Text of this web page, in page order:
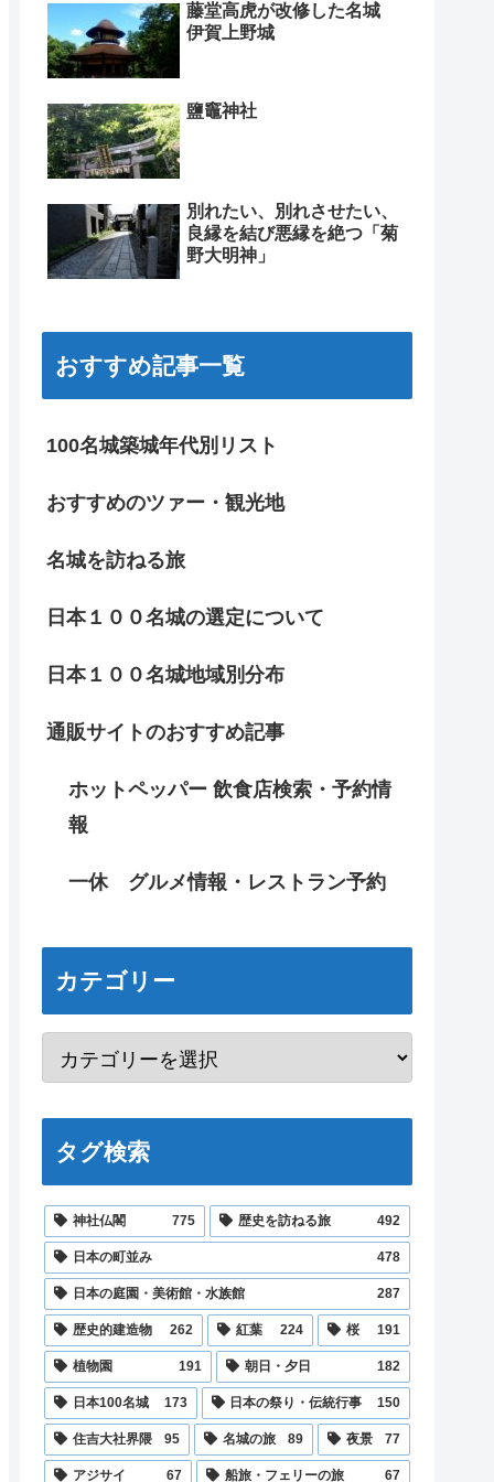
藤堂高虎が改修した名城
伊賀上野城
鹽竈神社
別れたい、別れさせたい、
良縁を結び悪縁を絶つ「菊
野大明神」
おすすめ記事一覧
100名城築城年代別リスト
おすすめのツァー・観光地
名城を訪ねる旅
日本１００名城の選定について
日本１００名城地域別分布
通販サイトのおすすめ記事
ホットペッパー 飲食店検索・予約情
報
一休 グルメ情報・レストラン予約
カテゴリー
タグ検索
神社仏閣 775 歴史を訪ねる旅 492
日本の町並み 478
日本の庭園・美術館・水族館 287
歴史的建造物 262 紅葉 224 桜 191
植物園 191 朝日・夕日 182
日本100名城 173 日本の祭り・伝統行事 150
住吉大社界隈 95 名城の旅 89 夜景 77
アジサイ 67 船旅・フェリーの旅 67